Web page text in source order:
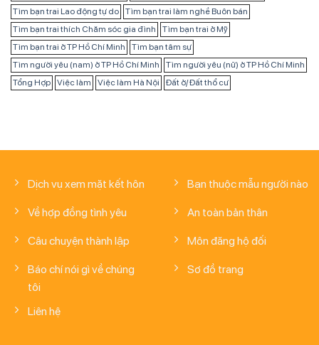
Tìm bạn trai Lao động tự do
Tìm bạn trai làm nghề Buôn bán
Tìm bạn trai thích Chăm sóc gia đình
Tìm bạn trai ở Mỹ
Tìm bạn trai ở TP Hồ Chí Minh
Tìm bạn tâm sự
Tìm người yêu (nam) ở TP Hồ Chí Minh
Tìm người yêu (nữ) ở TP Hồ Chí Minh
Tổng Hợp
Việc làm Việc làm Hà Nội Đất ở/ Đất thổ cư
Dịch vụ xem mặt kết hôn
Về hợp đồng tình yêu
Câu chuyện thành lập
Báo chí nói gì về chúng
tôi
Liên hệ
Bạn thuộc mẫu người nào
An toàn bản thân
Môn đăng hộ đối
Sơ đồ trang